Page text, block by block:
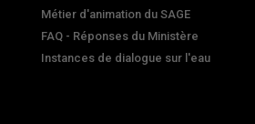
Métier d'animation du SAGE
FAQ - Réponses du Ministère
Instances de dialogue sur l'eau